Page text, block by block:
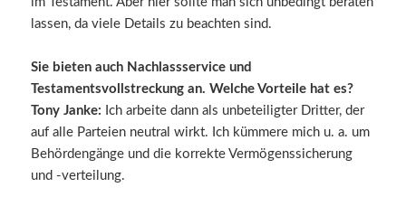
lassen, da viele Details zu beachten sind.
Sie bieten auch Nachlassservice und
Testamentsvollstreckung an. Welche Vorteile hat es?
Tony Janke: Ich arbeite dann als unbeteiligter Dritter, der
auf alle Parteien neutral wirkt. Ich kümmere mich u. a. um
Behördengänge und die korrekte Vermögenssicherung
und -verteilung.